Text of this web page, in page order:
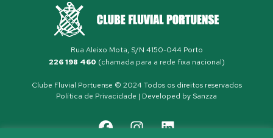
Rua Aleixo Mota, S/N 4150-044 Porto
226 198 460 (chamada para a rede fixa nacional)
Clube Fluvial Portuense © 2024 Todos os direitos reservados
Política de Privacidade | Developed by Sanzza